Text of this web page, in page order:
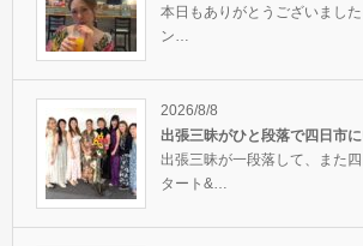
本日もありがとうございまし
ン…
2026/8/8
出張三昧がひと段落で四日市
出張三昧が一段落して、また
タート&…